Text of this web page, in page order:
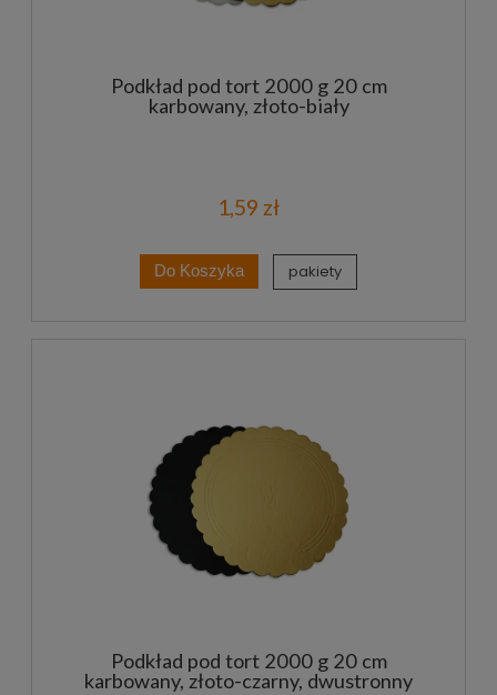
Podkład pod tort 2000 g 20 cm
karbowany, złoto-biały
1,59 zł
Do Koszyka pakiety
Podkład pod tort 2000 g 20 cm
karbowany, złoto-czarny, dwustronny